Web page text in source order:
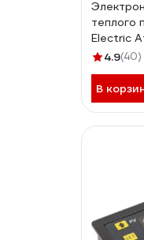
теплого
Electric
4.9(40)
В